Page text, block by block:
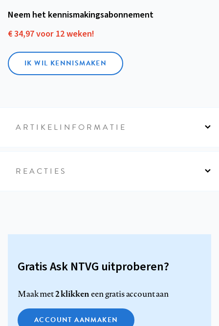
Neem het kennismakings­abonnement
€ 34,97 voor 12 weken!
IK WIL KENNISMAKEN
ARTIKELINFORMATIE
REACTIES
Gratis Ask NTVG uitproberen?
Maak met2 klikkeneen gratis account aan
ACCOUNT AANMAKEN